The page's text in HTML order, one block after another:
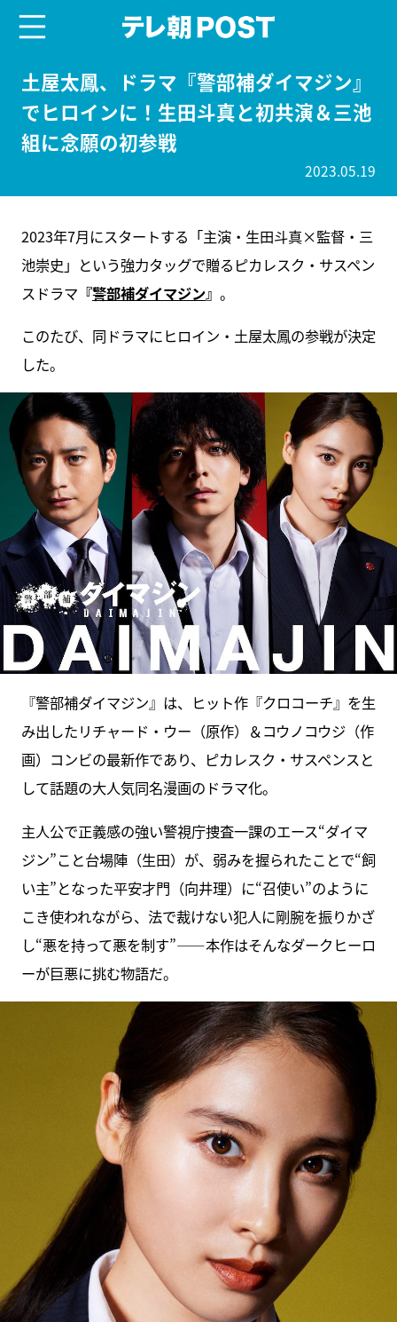
土屋太鳳、ドラマ『警部補ダイマジン』
でヒロインに！生田斗真と初共演＆三池
組に念願の初参戦
2023.05.19
2023年7月にスタートする「主演・生田斗真×監督・三
池崇史」という強力タッグで贈るピカレスク・サスペン
スドラマ 『警部補ダイマジン』 。
このたび、同ドラマにヒロイン・土屋太鳳の参戦が決定
した。
『警部補ダイマジン』は、ヒット作『クロコーチ』を生
み出したリチャード・ウー（原作）＆コウノコウジ（作
画）コンビの最新作であり、ピカレスク・サスペンスと
して話題の大人気同名漫画のドラマ化。
主人公で正義感の強い警視庁捜査一課のエース“ダイマ
ジン”こと台場陣（生田）が、弱みを握られたことで“飼
い主”となった平安才門（向井理）に“召使い”のように
こき使われながら、法で裁けない犯人に剛腕を振りかざ
し“悪を持って悪を制す”――本作はそんなダークヒーロ
ーが巨悪に挑む物語だ。